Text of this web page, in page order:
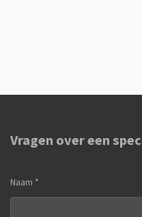
Vragen over een
Naam *